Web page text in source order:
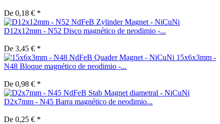
De 0,18 € *
D12x12mm - N52 Disco magnético de neodimio -...
De 3,45 € *
15x6x3mm -
N48 Bloque magnético de neodimio -...
De 0,98 € *
D2x7mm - N45 Barra magnético de neodimio...
De 0,25 € *